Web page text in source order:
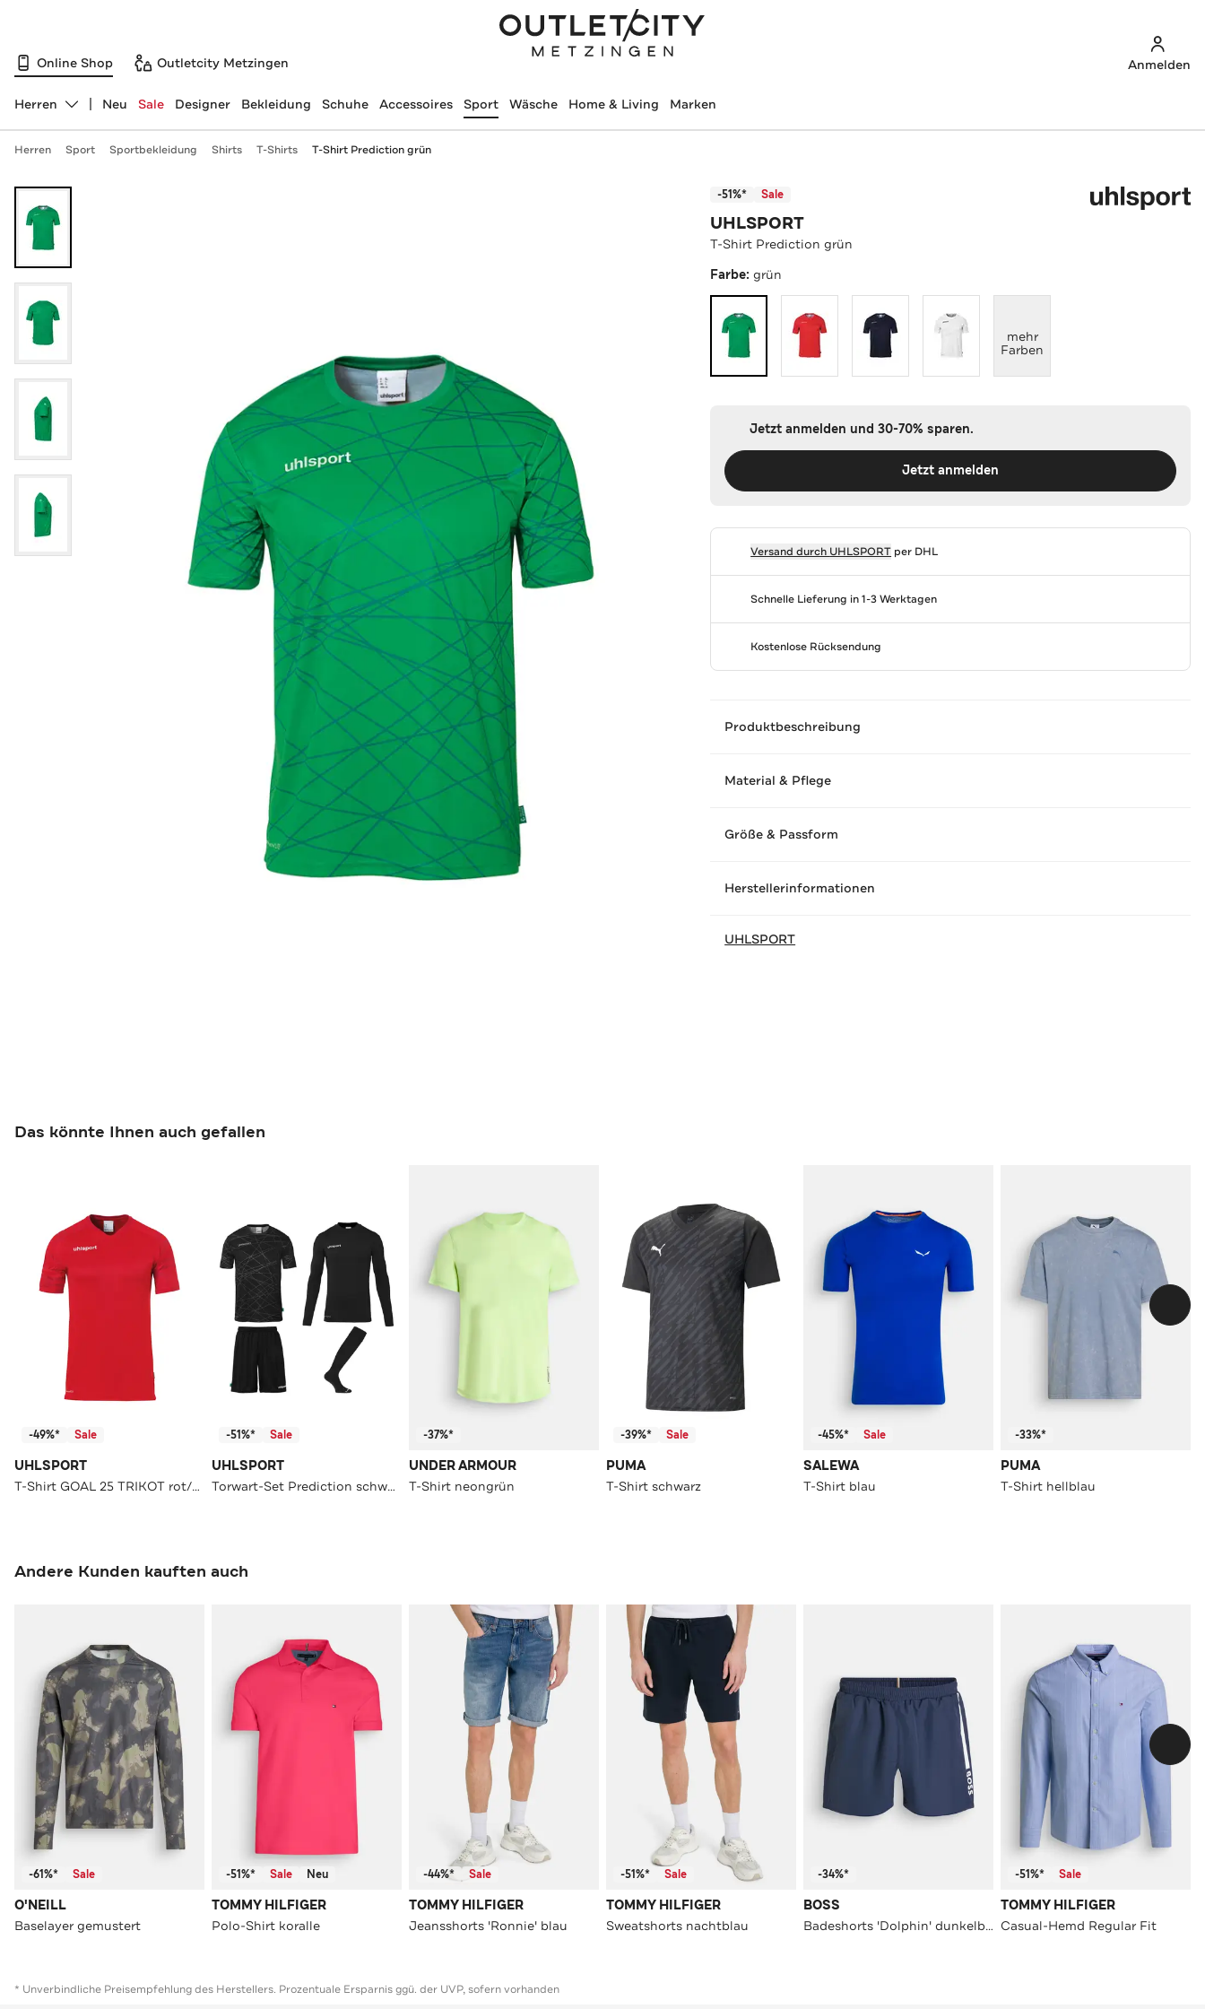
Online Shop Outletcity Metzingen Anmelden
Abteilung ändern, ausgewählt:
Herren Neu Sale Designer Bekleidung Schuhe Accessoires Sport Wäsche Home & Living Marken
Herren Sport Sportbekleidung Shirts T-Shirts T-Shirt Prediction grün
-51%* Sale
UHLSPORT
T-Shirt Prediction grün
Farbe:grün
mehr
Farben
Jetzt anmelden und 30-70% sparen.
Jetzt anmelden
Versand durch UHLSPORT per DHL
Schnelle Lieferung in 1-3 Werktagen
Kostenlose Rücksendung
Produktbeschreibung
Material & Pflege
Größe & Passform
Herstellerinformationen
UHLSPORT
Das könnte Ihnen auch gefallen
-49%* Sale
UHLSPORT
T-Shirt GOAL 25 TRIKOT rot/weiß
-51%* Sale
UHLSPORT
Torwart-Set Prediction schwarz
-37%*
UNDER ARMOUR
T-Shirt neongrün
-39%* Sale
PUMA
T-Shirt schwarz
-45%* Sale
SALEWA
T-Shirt blau
-33%*
PUMA
T-Shirt hellblau
Andere Kunden kauften auch
-61%* Sale
O'NEILL
Baselayer gemustert
-51%* Sale Neu
TOMMY HILFIGER
Polo-Shirt koralle
-44%* Sale
TOMMY HILFIGER
Jeansshorts 'Ronnie' blau
-51%* Sale
TOMMY HILFIGER
Sweatshorts nachtblau
-34%*
BOSS
Badeshorts 'Dolphin' dunkelblau
-51%* Sale
TOMMY HILFIGER
Casual-Hemd Regular Fit
* Unverbindliche Preisempfehlung des Herstellers. Prozentuale Ersparnis ggü. der UVP, sofern vorhanden